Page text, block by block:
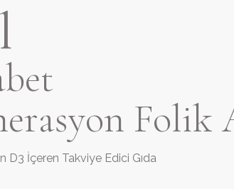
Folik
İçeren Takviye Edici Gıda